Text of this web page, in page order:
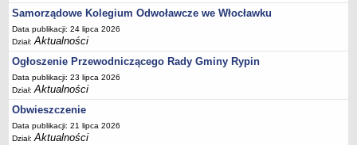
Wniosek o dodatek węglowy
Zgłoszenie eksploatacji przydomowej oczyszczalni ścieków
Świadczenie pieniężne z tytułu pełnienia funkcji sołtysa
Deklaracja dotycząca źródeł ciepła i źródeł spalania paliw
Rolnictwo
Wniosek o przyznanie dotacji celowej na wymianę źródeł ciepła
P R Z E T A R G I
Samorządowe Kolegium Odwoławcze we Włocławku
Data publikacji: 24 lipca 2026
Dział:Aktualności
Ogłoszenie Przewodniczącego Rady Gminy Rypin
Data publikacji: 23 lipca 2026
Dział:Aktualności
Obwieszczenie
Data publikacji: 21 lipca 2026
Dział:Aktualności